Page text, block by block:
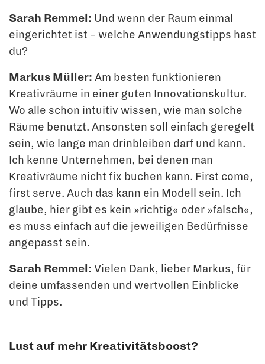
Sarah Remmel: Und wenn der Raum einmal
eingerichtet ist – welche Anwendungs­tipps hast
du?
Markus Müller: Am besten funktionieren
Kreativräume in einer guten Innovationskul­tur.
Wo alle schon intuitiv wissen, wie man solche
Räume benutzt. Ansonsten soll ein­fach geregelt
sein, wie lange man drinbleiben darf und kann.
Ich kenne Unternehmen, bei denen man
Kreativräume nicht fix buchen kann. First come,
first serve. Auch das kann ein Modell sein. Ich
glaube, hier gibt es kein »richtig« oder »falsch«,
es muss ein­fach auf die jeweiligen Bedürfnisse
angepasst sein.
Sarah Remmel: Vielen Dank, lieber Markus, für
deine umfassenden und wertvollen Einblicke
und Tipps.
Lust auf mehr Kreativitätsboost?